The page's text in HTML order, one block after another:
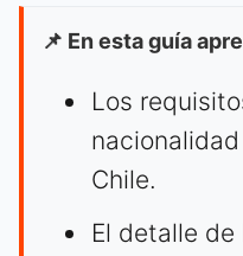
📌 En esta guía
Los
Chile.
El detalle